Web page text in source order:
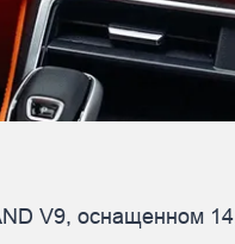
V9, оснащенном